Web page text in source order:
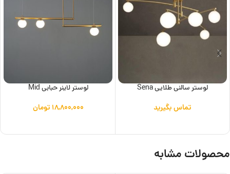
لوستر سالنی طلایی Sena
تماس بگیرید
لوستر لاینر حبابی Mid
۱۸,۸۰۰,۰۰۰ تومان
محصولات مشابه